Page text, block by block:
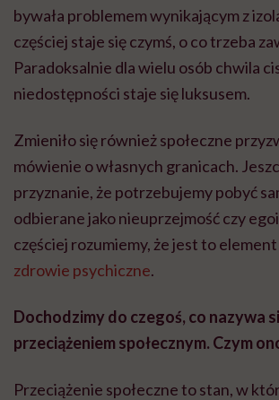
bywała problemem wynikającym z
częściej staje się czymś, o co trzeba
Paradoksalnie dla wielu osób chwila
niedostępności staje się luksusem.
Zmieniło się również społeczne
mówienie o własnych granicach.
przyznanie, że potrzebujemy pobyć
odbierane jako nieuprzejmość czy
częściej rozumiemy, że jest to
zdrowie psychiczne.
Dochodzimy do czegoś, co nazywa
przeciążeniem społecznym. Czym
Przeciążenie społeczne to stan, w